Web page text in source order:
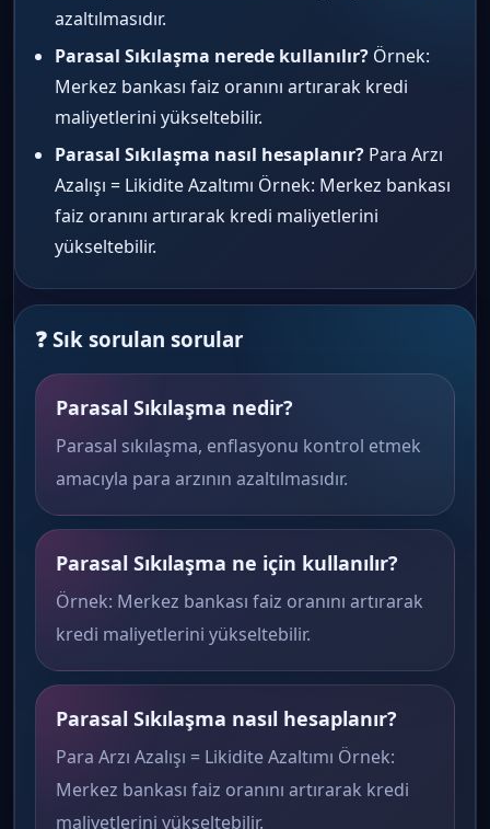
azaltılmasıdır.
Parasal Sıkılaşma nerede kullanılır? Örnek:
Merkez bankası faiz oranını artırarak kredi
maliyetlerini yükseltebilir.
Parasal Sıkılaşma nasıl hesaplanır? Para Arzı
Azalışı = Likidite Azaltımı Örnek: Merkez bankası
faiz oranını artırarak kredi maliyetlerini
yükseltebilir.
❓ Sık sorulan sorular
Parasal Sıkılaşma nedir?
Parasal sıkılaşma, enflasyonu kontrol etmek
amacıyla para arzının azaltılmasıdır.
Parasal Sıkılaşma ne için kullanılır?
Örnek: Merkez bankası faiz oranını artırarak
kredi maliyetlerini yükseltebilir.
Parasal Sıkılaşma nasıl hesaplanır?
Para Arzı Azalışı = Likidite Azaltımı Örnek:
Merkez bankası faiz oranını artırarak kredi
maliyetlerini yükseltebilir.